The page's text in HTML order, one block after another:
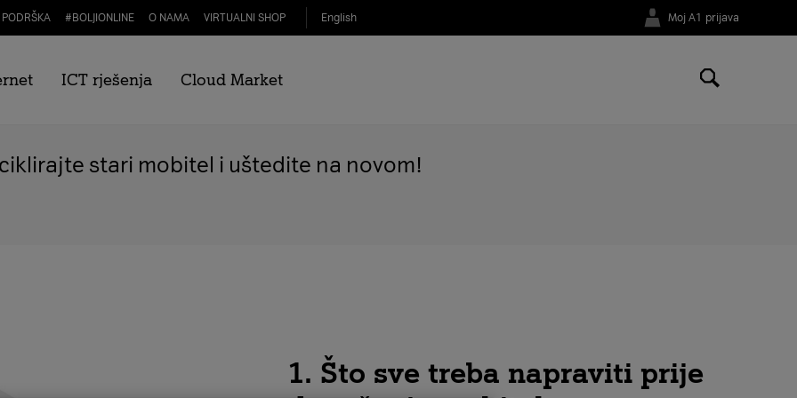
PODRŠKA # BOLJIONLINE O NAMA VIRTUALNI SHOP English Moj A1 prijava
ICT rješenja Cloud Market
staro za novo
stari mobitel i uštedite na novom!
1. Što sve treba napraviti prije